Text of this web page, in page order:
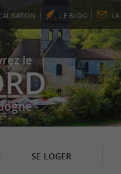
LE BLOG LA
le
SE LOGER